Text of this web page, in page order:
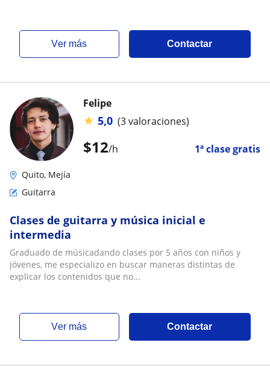
ver más Contactar
$12/h 1ª clase gratis
Felipe
★ 5,0 (3 valoraciones)
Quito, Mejía
Guitarra
Clases de guitarra y música inicial e
intermedia
Graduado de músicadando clases por 5 años con niños y
jóvenes, me especializo en buscar maneras distintas de
explicar los contenidos que no...
ver más Contactar